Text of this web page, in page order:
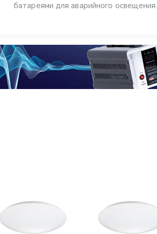
батареями для аварийного освещения.